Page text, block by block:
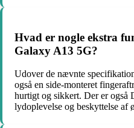
Hvad er nogle ekstra
Galaxy A13 5G?
Udover de nævnte
også en side-monteret
hurtigt og sikkert. Der er også
lydoplevelse og beskyttelse af